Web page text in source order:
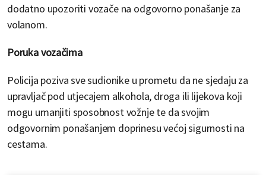
dodatno upozoriti vozače na odgovorno ponašanje za
volanom.
Poruka vozačima
Policija poziva sve sudionike u prometu da ne sjedaju za
upravljač pod utjecajem alkohola, droga ili lijekova koji
mogu umanjiti sposobnost vožnje te da svojim
odgovornim ponašanjem doprinesu većoj sigurnosti na
cestama.